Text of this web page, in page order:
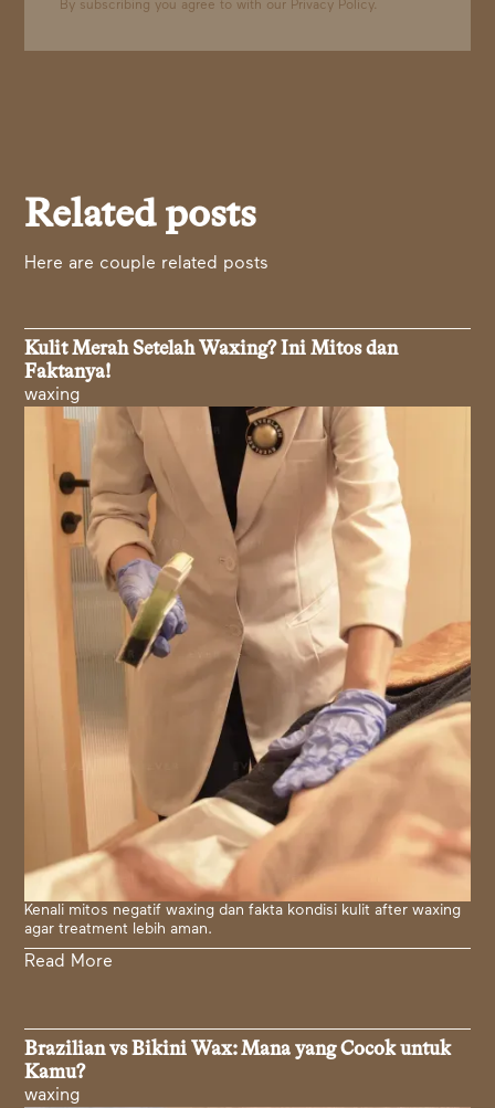
By subscribing you agree to with our Privacy Policy.
Related posts
Here are couple related posts
Kulit Merah Setelah Waxing? Ini Mitos dan
Faktanya!
waxing
Kenali mitos negatif waxing dan fakta kondisi kulit after waxing
agar treatment lebih aman.
Read More
Brazilian vs Bikini Wax: Mana yang Cocok untuk
Kamu?
waxing